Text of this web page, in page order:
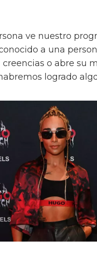
ve nuestro
a una
o abre su
logrado